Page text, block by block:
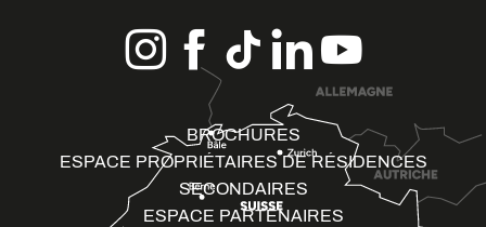
BROCHURES
ESPACE PROPRIÉTAIRES DE RÉSIDENCES
SECONDAIRES
ESPACE PARTENAIRES